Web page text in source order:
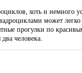
хоть и немного
может легко
прогулки по
человека.